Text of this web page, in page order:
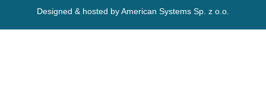
Designed & hosted byAmerican Systems Sp. z o.o.